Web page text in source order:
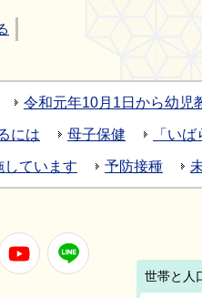
令和元年10月1日から幼児
には 母子保健 「い
ています 予防接種
InstagramYoutube